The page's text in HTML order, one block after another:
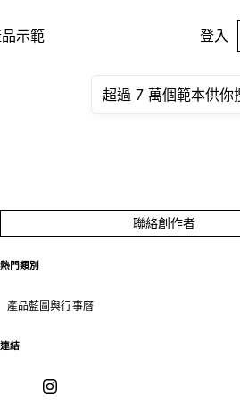
示範 登入
聯絡創作者
熱門類別
產品藍圖與行事曆
連結